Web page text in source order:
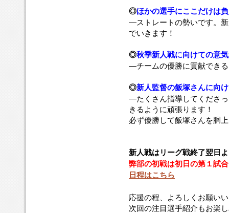
◎ほかの選手にここだけは
―ストレートの勢いです。
でいきます！
◎秋季新人戦に向けての意
―チームの優勝に貢献でき
◎新人監督の飯塚さんに向
―たくさん指導してくださ
きるように頑張ります！
必ず優勝して飯塚さんを胴
新人戦はリーグ戦終了翌日
弊部の初戦は初日の第１試
日程はこちら
応援の程、よろしくお願い
次回の注目選手紹介もお楽